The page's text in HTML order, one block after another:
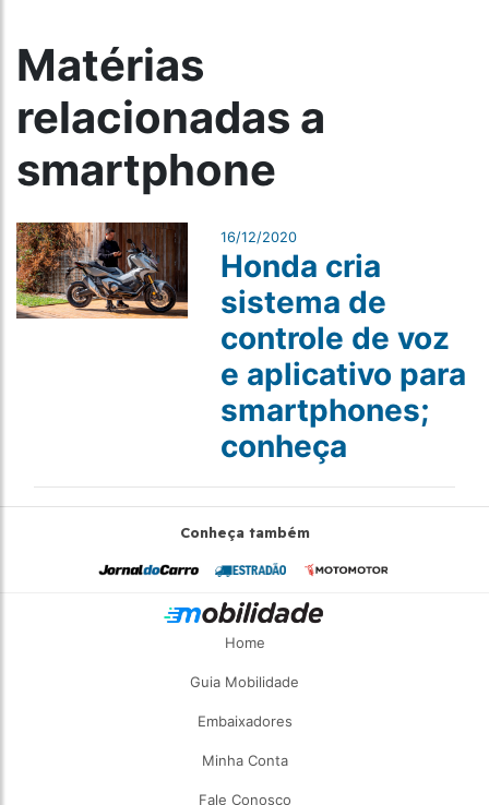
Matérias
relacionadas a
smartphone
16/12/2020
Honda cria
sistema de
controle de voz
e aplicativo para
smartphones;
conheça
Conheça também
Home
Guia Mobilidade
Embaixadores
Minha Conta
Fale Conosco